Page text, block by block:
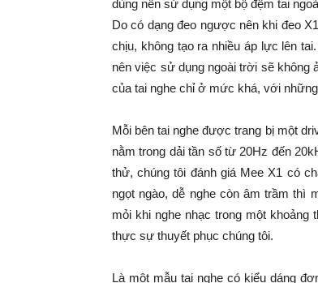
dùng nên sử dụng một bộ đệm tai
Do có dạng đeo ngược nên khi đeo
chịu, không tạo ra nhiều áp lực lên
nên việc sử dụng ngoài trời sẽ không
của tai nghe chỉ ở mức khá, với
Mỗi bên tai nghe được trang bị một
nằm trong dải tần số từ 20Hz đến
thử, chúng tôi đánh giá Mee X1 có
ngọt ngào, dễ nghe còn âm trầm thì
mỏi khi nghe nhạc trong một
thực sự thuyết phục chúng tôi.
Là một mẫu tai nghe có kiểu dáng